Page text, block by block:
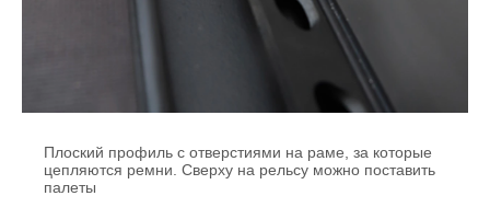
Плоский профиль с отверстиями на раме, за которые
цепляются ремни. Сверху на рельсу можно поставить
палеты